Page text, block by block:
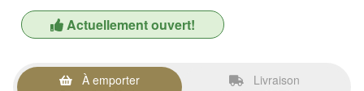
Actuellement ouvert!
À emporter Livraison